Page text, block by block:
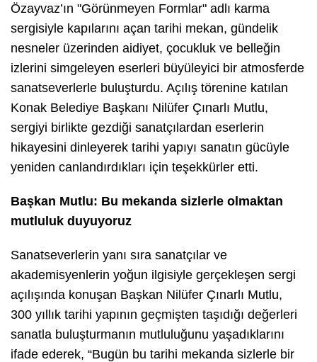
Özayvaz’ın "Görünmeyen Formlar" adlı karma
sergisiyle kapılarını açan tarihi mekan, gündelik
nesneler üzerinden aidiyet, çocukluk ve belleğin
izlerini simgeleyen eserleri büyüleyici bir atmosferde
sanatseverlerle buluşturdu. Açılış törenine katılan
Konak Belediye Başkanı Nilüfer Çınarlı Mutlu,
sergiyi birlikte gezdiği sanatçılardan eserlerin
hikayesini dinleyerek tarihi yapıyı sanatın gücüyle
yeniden canlandırdıkları için teşekkürler etti.
Başkan Mutlu: Bu mekanda sizlerle olmaktan
mutluluk duyuyoruz
Sanatseverlerin yanı sıra sanatçılar ve
akademisyenlerin yoğun ilgisiyle gerçekleşen sergi
açılışında konuşan Başkan Nilüfer Çınarlı Mutlu,
300 yıllık tarihi yapının geçmişten taşıdığı değerleri
sanatla buluşturmanın mutluluğunu yaşadıklarını
ifade ederek, “Bugün bu tarihi mekanda sizlerle bir